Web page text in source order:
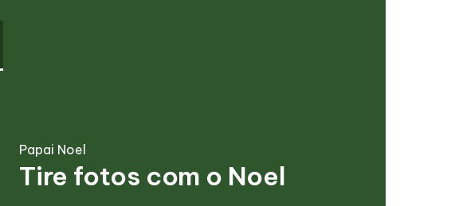
Papai Noel
Tire fotos com o Noel